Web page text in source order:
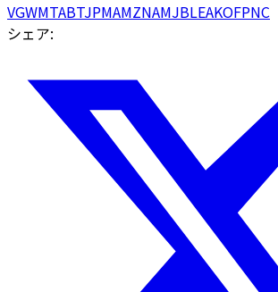
VGWMTABTJPMAMZNAMJBLEAKOFPNC
シェア: